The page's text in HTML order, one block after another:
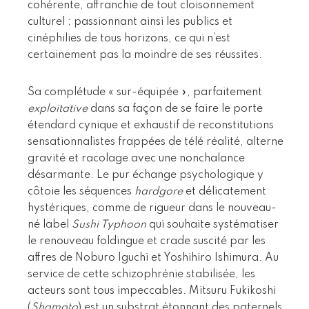
cohérente, affranchie de tout cloisonnement
culturel ; passionnant ainsi les publics et
cinéphilies de tous horizons, ce qui n’est
certainement pas la moindre de ses réussites.
Sa complétude « sur-équipée », parfaitement
exploitativedans sa façon de se faire le porte
étendard cynique et exhaustif de reconstitutions
sensationnalistes frappées de télé réalité, alterne
gravité et racolage avec une nonchalance
désarmante. Le pur échange psychologique y
côtoie les séquences hardgoreet délicatement
hystériques, comme de rigueur dans le nouveau-
né label Sushi Typhoon qui souhaite systématiser
le renouveau foldingue et crade suscité par les
affres de Noburo Iguchi et Yoshihiro Ishimura. Au
service de cette schizophrénie stabilisée, les
acteurs sont tous impeccables. Mitsuru Fukikoshi